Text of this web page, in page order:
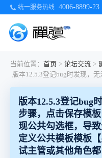
统一服务热线 4006-8899-23
当前位置： 首页 > 论坛交流 >
版本12.5.3登记bug
步骤，点击保存模
现公共勾选框，导
定义公共模板模板
试主管或其他角色都